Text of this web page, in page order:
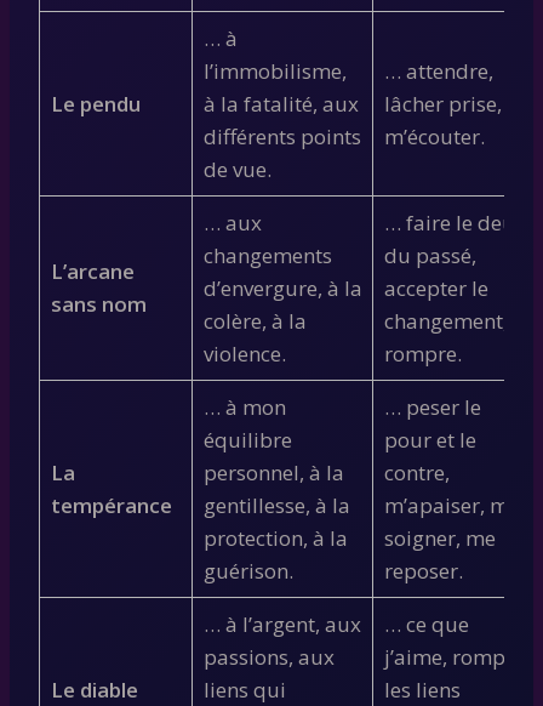
Le pendu
… à
l’immobilisme,
à la fatalité, aux
différents points
de vue.
… attendre,
lâcher prise,
m’écouter.
L’arcane
sans nom
… aux
changements
d’envergure, à la
colère, à la
violence.
… faire le deuil
du passé,
accepter le
changement,
rompre.
La
tempérance
… à mon
équilibre
personnel, à la
gentillesse, à la
protection, à la
guérison.
… peser le
pour et le
contre,
m’apaiser, me
soigner, me
reposer.
Le diable
… à l’argent, aux
passions, aux
liens qui
… ce que
j’aime, rompre
les liens